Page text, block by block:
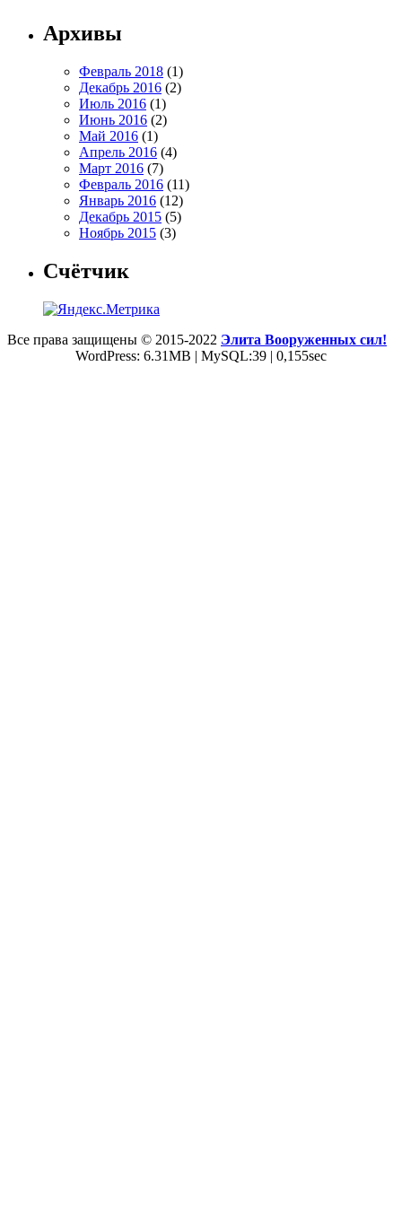
Архивы
Февраль 2018 (1)
Декабрь 2016 (2)
Июль 2016 (1)
Июнь 2016 (2)
Май 2016 (1)
Апрель 2016 (4)
Март 2016 (7)
Февраль 2016 (11)
Январь 2016 (12)
Декабрь 2015 (5)
Ноябрь 2015 (3)
Счётчик
Все права защищены © 2015-2022 Элита Вооруженных сил!
WordPress: 6.31MB | MySQL:39 | 0,155sec